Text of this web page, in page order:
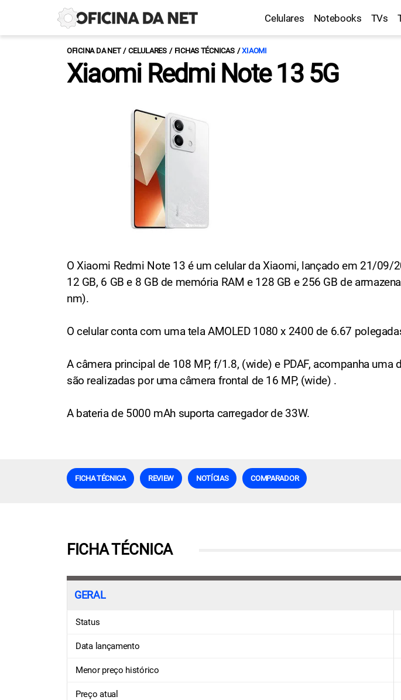
Celulares Notebooks TVs
OFICINA DA NET CELULARES FICHAS TÉCNICAS XIAOMI
Xiaomi Redmi Note 13 5G
O Xiaomi Redmi Note 13 é um celular da Xiaomi, lançado em 21/
12 GB, 6 GB e 8 GB de memória RAM e 128 GB e 256 GB de
nm).
O celular conta com uma tela AMOLED 1080 x 2400 de 6.67
A câmera principal de 108 MP, f/1.8, (wide) e PDAF, acompanha
são realizadas por uma câmera frontal de 16 MP, (wide) .
A bateria de 5000 mAh suporta carregador de 33W.
FICHA TÉCNICA REVIEW NOTÍCIAS COMPARADOR
FICHA TÉCNICA
GERAL
Status
Data lançamento
Menor preço histórico
Preço atual